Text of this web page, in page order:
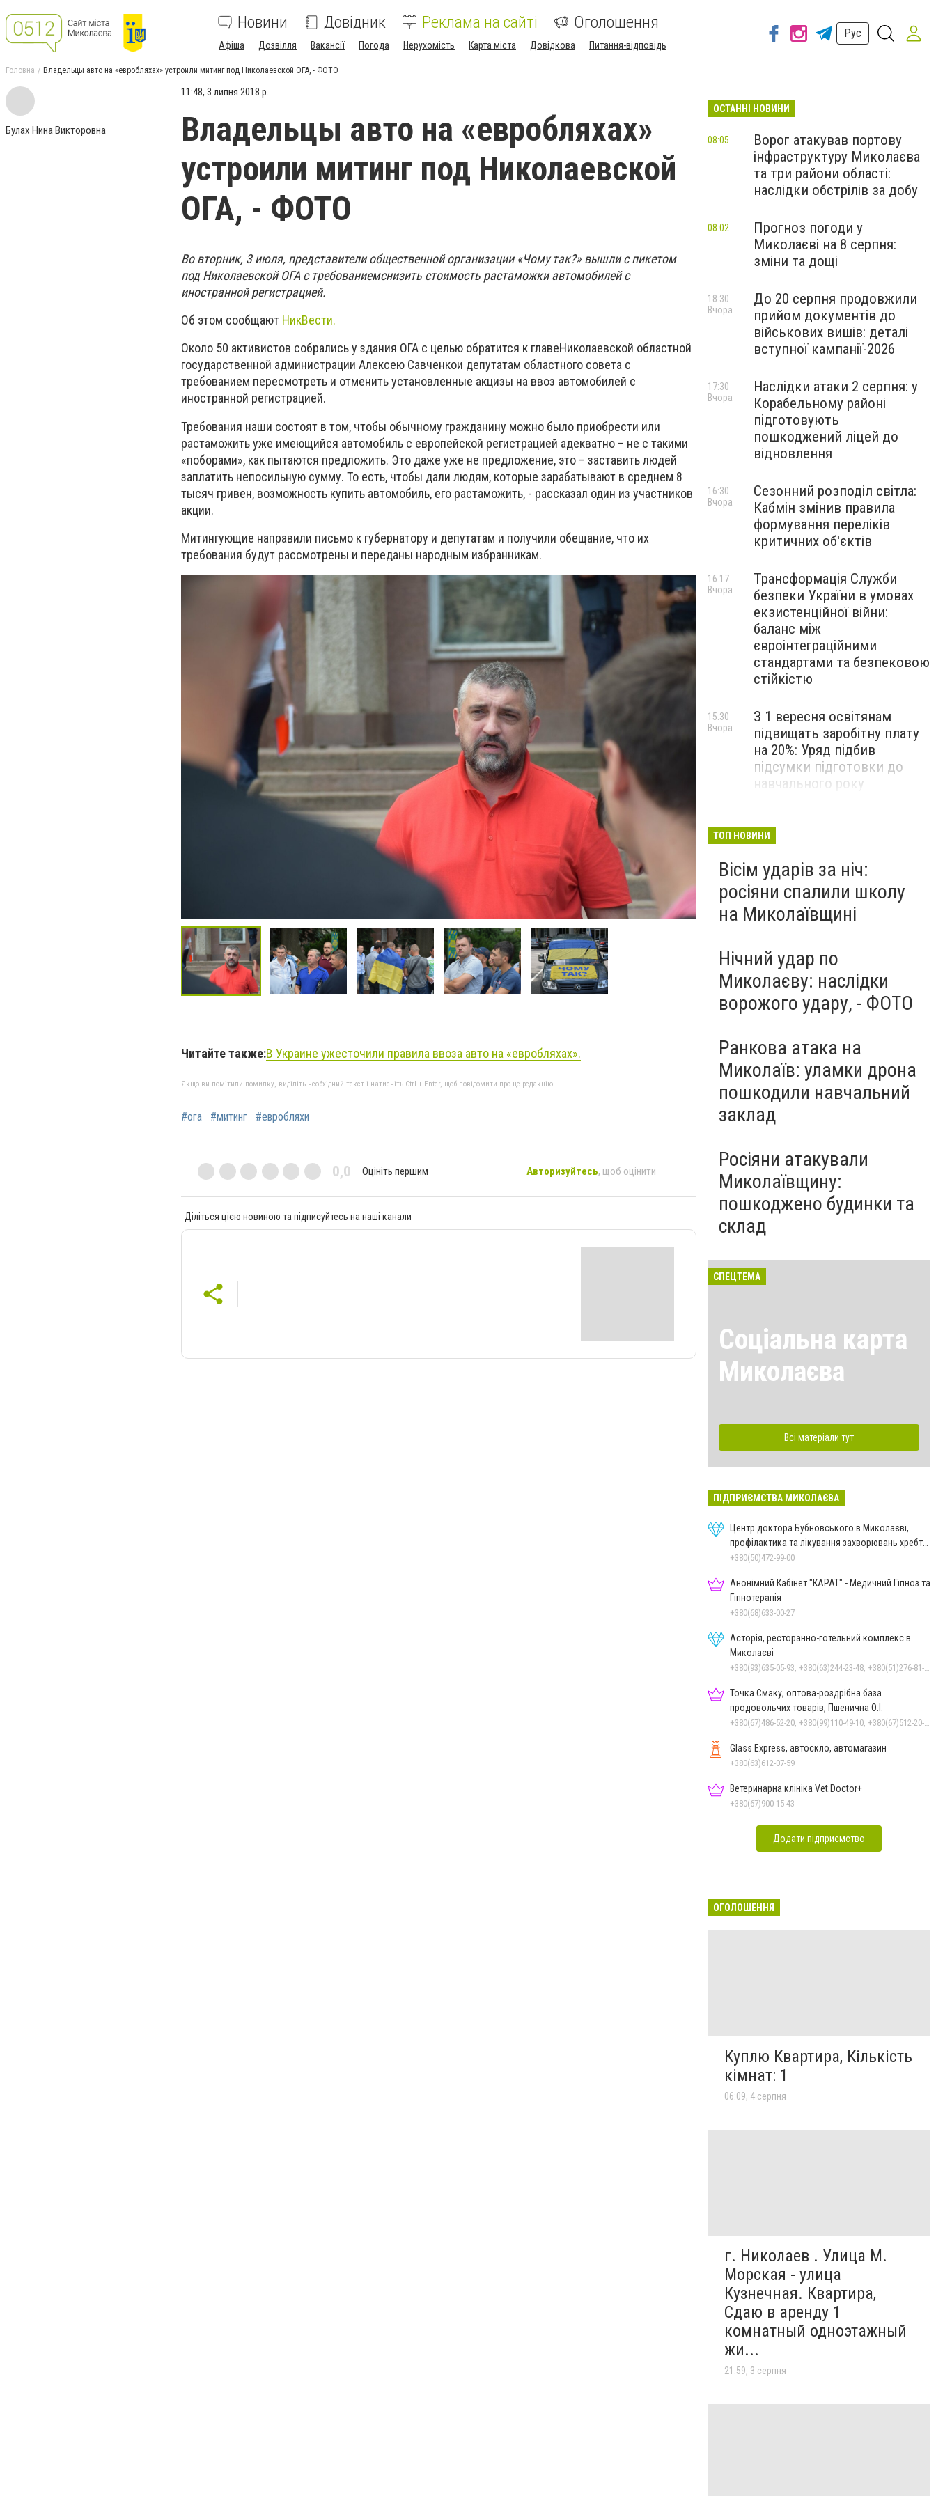
Новини Довідник Реклама на сайті Оголошення
Афіша Дозвілля Вакансії Погода Нерухомість Карта міста Довідкова Питання-відповідь
Рус
Головна Владельцы авто на «евробляхах» устроили митинг под Николаевской ОГА, - ФОТО
Булах Нина Викторовна
11:48, 3 липня 2018 р.
Владельцы авто на «евробляхах»
устроили митинг под Николаевской
ОГА, - ФОТО
Во вторник, 3 июля, представители общественной организации «Чому так?» вышли с пикетом
под Николаевской ОГА с требованиемснизить стоимость растаможки автомобилей с
иностранной регистрацией.
Об этом сообщают НикВести.
Около 50 активистов собрались у здания ОГА с целью обратится к главеНиколаевской областной
государственной администрации Алексею Савченкои депутатам областного совета с
требованием пересмотреть и отменить установленные акцизы на ввоз автомобилей с
иностранной регистрацией.
Требования наши состоят в том, чтобы обычному гражданину можно было приобрести или
растаможить уже имеющийся автомобиль с европейской регистрацией адекватно – не с такими
«поборами», как пытаются предложить. Это даже уже не предложение, это – заставить людей
заплатить непосильную сумму. То есть, чтобы дали людям, которые зарабатывают в среднем 8
тысяч гривен, возможность купить автомобиль, его растаможить, - рассказал один из участников
акции.
Митингующие направили письмо к губернатору и депутатам и получили обещание, что их
требования будут рассмотрены и переданы народным избранникам.
Читайте также:В Украине ужесточили правила ввоза авто на «евробляхах».
Якщо ви помітили помилку, виділіть необхідний текст і натисніть Ctrl + Enter, щоб повідомити про це редакцію
#ога #митинг #евробляхи
0,0 Оцініть першим Авторизуйтесь, щоб оцінити
Діліться цією новиною та підписуйтесь на наші канали
ОСТАННІ НОВИНИ
Ворог атакував портову
інфраструктуру Миколаєва
та три райони області:
наслідки обстрілів за добу
08:05
Прогноз погоди у
Миколаєві на 8 серпня:
зміни та дощі
08:02
До 20 серпня продовжили
прийом документів до
військових вишів: деталі
вступної кампанії-2026
18:30
Вчора
Наслідки атаки 2 серпня: у
Корабельному районі
підготовують
пошкоджений ліцей до
відновлення
17:30
Вчора
Сезонний розподіл світла:
Кабмін змінив правила
формування переліків
критичних об'єктів
16:30
Вчора
Трансформація Служби
безпеки України в умовах
екзистенційної війни:
баланс між
євроінтеграційними
стандартами та безпековою
стійкістю
16:17
Вчора
З 1 вересня освітянам
підвищать заробітну плату
на 20%: Уряд підбив
підсумки підготовки до
навчального року
15:30
Вчора
ліквідували складну аварію
Вчора
ТОП НОВИНИ
Вісім ударів за ніч:
росіяни спалили школу
на Миколаївщині
Нічний удар по
Миколаєву: наслідки
ворожого удару, - ФОТО
Ранкова атака на
Миколаїв: уламки дрона
пошкодили навчальний
заклад
Росіяни атакували
Миколаївщину:
пошкоджено будинки та
склад
СПЕЦТЕМА
Соціальна карта
Миколаєва
Всі матеріали тут
ПІДПРИЄМСТВА МИКОЛАЄВА
Центр доктора Бубновського в Миколаєві,
профілактика та лікування захворювань хребта
і суглобів
+380(50)472-99-00
Анонімний Кабінет "КАРАТ" - Медичний Гіпноз та
Гіпнотерапія
+380(68)633-00-27
Асторія, ресторанно-готельний комплекс в
Миколаєві
Точка Смаку, оптова-роздрібна база
продовольчих товарів, Пшенична О.І.
Glass Express, автоскло, автомагазин
+380(63)612-07-59
Ветеринарна клініка Vet.Doctor+
+380(67)900-15-43
Додати підприємство
ОГОЛОШЕННЯ
Куплю Квартира, Кількість
кімнат: 1
06:09, 4 серпня
г. Николаев . Улица М.
Морская - улица
Кузнечная. Квартира,
Сдаю в аренду 1
комнатный одноэтажный
жи...
21:59, 3 серпня